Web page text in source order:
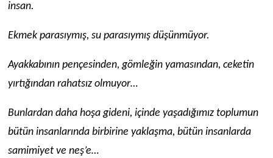
insan.
Ekmek parasıymış, su parasıymış düşünmüyor.
Ayakkabının pençesinden, gömleğin yamasından, ceketin
yırtığından rahatsız olmuyor…
Bunlardan daha hoşa gideni, içinde yaşadığımız toplumun
bütün insanlarında birbirine yaklaşma, bütün insanlarda
samimiyet ve neş’e…